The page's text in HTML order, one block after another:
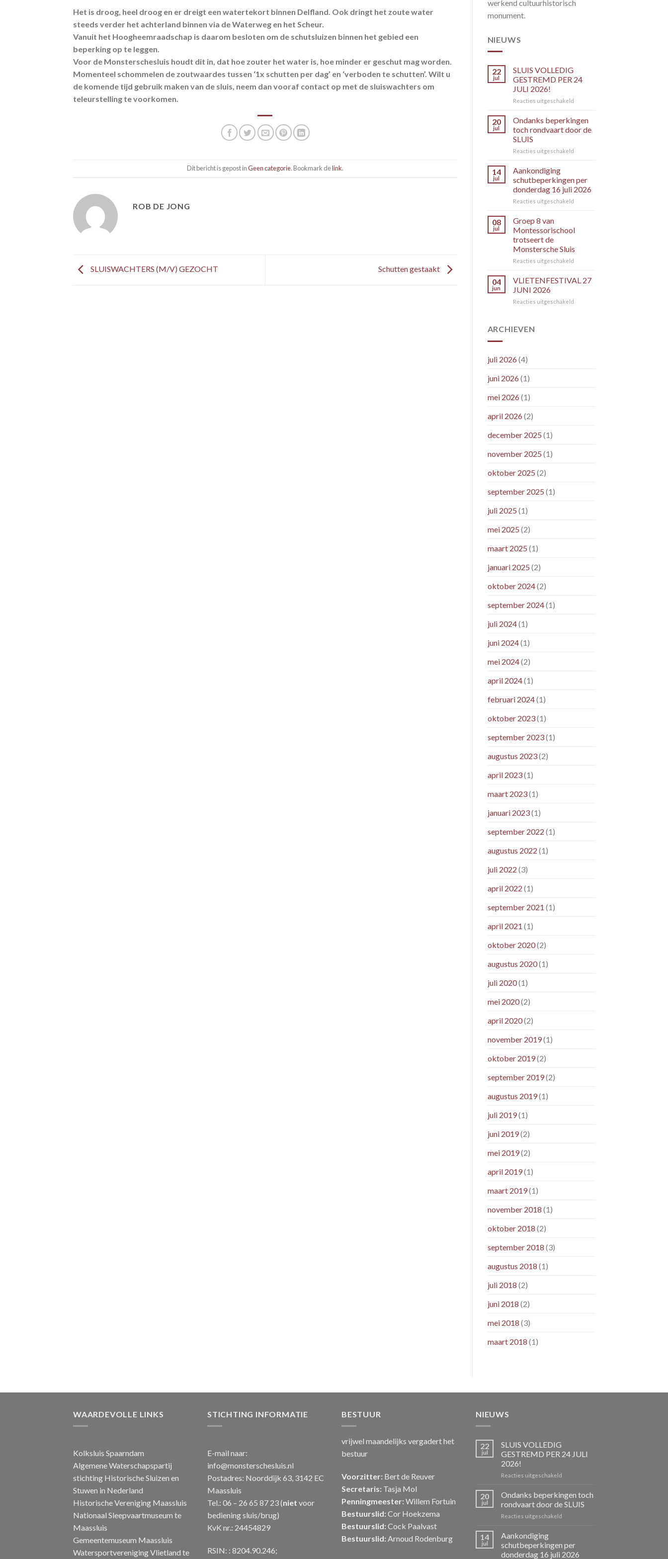
Het is droog, heel droog en er dreigt een watertekort binnen Delfland. Ook dringt het zoute water
steeds verder het achterland binnen via de Waterweg en het Scheur.
Vanuit het Hoogheemraadschap is daarom besloten om de schutsluizen binnen het gebied een
beperking op te leggen.
Voor de Monsterschesluis houdt dit in, dat hoe zouter het water is, hoe minder er geschut mag worden.
Momenteel schommelen de zoutwaardes tussen ‘1x schutten per dag’ en ‘verboden te schutten’. Wilt u
de komende tijd gebruik maken van de sluis, neem dan vooraf contact op met de sluiswachters om
teleurstelling te voorkomen.
Dit bericht is gepost inGeen categorie. Bookmark delink.
ROB DE JONG
SLUISWACHTERS (M/V) GEZOCHT Schutten gestaakt
werkend cultuurhistorisch
monument.
NIEUWS
22
jul
SLUIS VOLLEDIG
GESTREMD PER 24
JULI 2026!
Reacties uitgeschakeldvoor
GESTREMD
PER
20
jul
Ondanks beperkingen
toch rondvaart door de
SLUIS
Reacties uitgeschakeldvoor
rondvaart
door
14
jul
Aankondiging
schutbeperkingen per
donderdag 16 juli 2026
Reacties uitgeschakeldvoor
donderdag
juli
2026
08
jul
Groep 8 van
Montessorischool
trotseert de
Monstersche Sluis
Reacties uitgeschakeldvoor
8
trotseert
04
jun
VLIETENFESTIVAL 27
JUNI 2026
Reacties uitgeschakeldvoor
ARCHIEVEN
juli 2026 (4)
juni 2026 (1)
mei 2026 (1)
april 2026 (2)
december 2025 (1)
november 2025 (1)
oktober 2025 (2)
september 2025 (1)
juli 2025 (1)
mei 2025 (2)
maart 2025 (1)
januari 2025 (2)
oktober 2024(2)
september 2024(1)
juli 2024(1)
juni 2024(1)
mei 2024(2)
april 2024(1)
februari 2024(1)
oktober 2023(1)
september 2023(1)
augustus 2023(2)
april 2023(1)
maart 2023(1)
januari 2023(1)
september 2022 (1)
augustus 2022 (1)
juli 2022 (3)
april 2022 (1)
september 2021 (1)
april 2021 (1)
oktober 2020(2)
augustus 2020(1)
juli 2020(1)
mei 2020(2)
april 2020(2)
november 2019(1)
oktober 2019(2)
september 2019(2)
augustus 2019(1)
juli 2019(1)
juni 2019(2)
mei 2019(2)
april 2019(1)
maart 2019(1)
november 2018 (1)
oktober 2018 (2)
september 2018 (3)
augustus 2018 (1)
juli 2018 (2)
juni 2018 (2)
mei 2018 (3)
maart 2018 (1)
WAARDEVOLLE LINKS
Kolksluis Spaarndam
Algemene Waterschapspartij
stichting Historische Sluizen en
Stuwen in Nederland
Historische Vereniging Maassluis
Nationaal Sleepvaartmuseum te
Maassluis
Gemeentemuseum Maassluis
Watersportvereniging Vlietland te
STICHTING INFORMATIE
E-mail naar:
info@monsterschesluis.nl
Postadres: Noorddijk 63, 3142 EC
Maassluis
Tel.: 06 – 26 65 87 23 (niet voor
bediening sluis/brug)
KvK nr.: 24454829
RSIN: : 8204.90.246;
BESTUUR
vrijwel maandelijks vergadert het
bestuur
Voorzitter: Bert de Reuver
Secretaris: Tasja Mol
Penningmeester: Willem Fortuin
Bestuurslid: Cor Hoekzema
Bestuurslid: Cock Paalvast
Bestuurslid: Arnoud Rodenburg
NIEUWS
22
jul
SLUIS VOLLEDIG
GESTREMD PER 24 JULI
2026!
Reacties uitgeschakeld
VOLLEDIG
GESTREMD
PER
20
jul
Ondanks beperkingen toch
rondvaart door de SLUIS
Reacties uitgeschakeld
rondvaart
14
jul
Aankondiging
schutbeperkingen per
donderdag 16 juli 2026